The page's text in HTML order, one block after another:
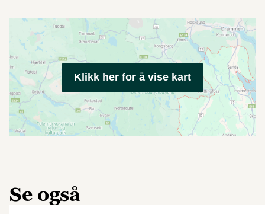
Klikk her for å vise kart
Se også